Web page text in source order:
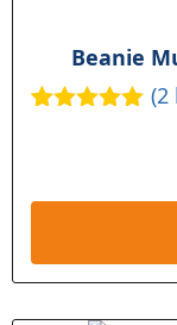
Beanie
op
en
(2